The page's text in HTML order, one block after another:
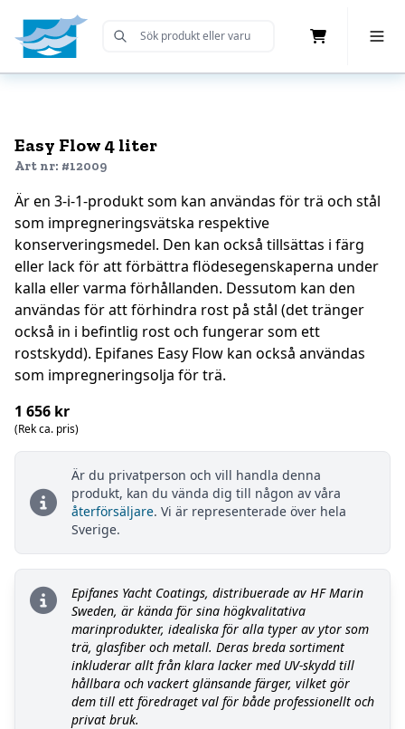
Home Submit Search
Easy Flow 4 liter
Art nr: #12009
Är en 3-i-1-produkt som kan användas för trä och stål
som impregneringsvätska respektive
konserveringsmedel. Den kan också tillsättas i färg
eller lack för att förbättra flödesegenskaperna under
kalla eller varma förhållanden. Dessutom kan den
användas för att förhindra rost på stål (det tränger
också in i befintlig rost och fungerar som ett
rostskydd). Epifanes Easy Flow kan också användas
som impregneringsolja för trä.
1 656 kr
(Rek ca. pris)
Är du privatperson och vill handla denna
produkt, kan du vända dig till någon av våra
återförsäljare. Vi är representerade över hela
Sverige.
Epifanes Yacht Coatings, distribuerade av HF Marin
Sweden, är kända för sina högkvalitativa
marinprodukter, idealiska för alla typer av ytor som
trä, glasfiber och metall. Deras breda sortiment
inkluderar allt från klara lacker med UV-skydd till
hållbara och vackert glänsande färger, vilket gör
dem till ett föredraget val för både professionellt och
privat bruk.